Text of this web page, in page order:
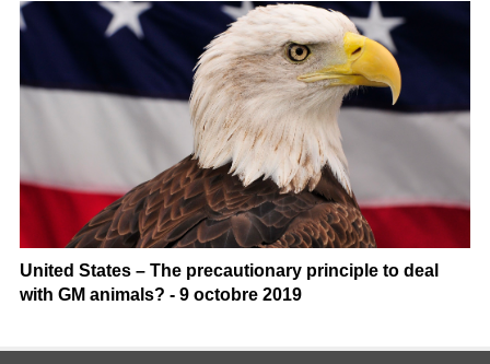
United States – The precautionary principle to deal
with GM animals? - 9 octobre 2019